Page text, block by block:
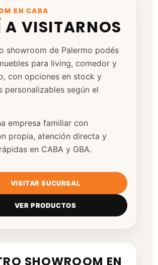
EN CABA
A VISITARNOS
showroom de Palermo podés
para living, comedor y
con opciones en stock y
personalizables según el
empresa familiar con
propia, atención directa y
en CABA y GBA.
VISITAR SUCURSAL
VER PRODUCTOS
SHOWROOM EN